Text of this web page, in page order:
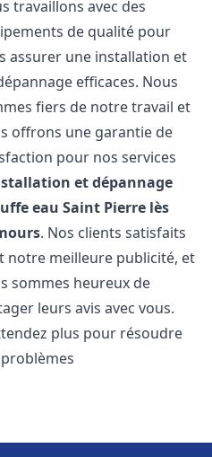
travaillons avec des
de qualité pour
assurer une installation et
efficaces. Nous
fiers de notre travail et
offrons une garantie de
pour nos services
et dépannage
eau Saint Pierre lès
. Nos clients satisfaits
notre meilleure publicité, et
sommes heureux de
leurs avis avec vous.
plus pour résoudre